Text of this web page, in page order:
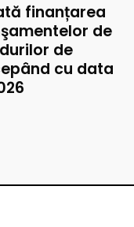
finanțarea
de
de
cu data